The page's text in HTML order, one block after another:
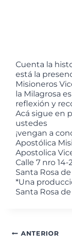
Cuenta la
está la
Misioneros
la Milagrosa
reflexión y
Acá sigue en
ustedes
¡vengan a
Apostólica
Apostolica
Calle 7 nro 14-
Santa Rosa
*Una
Santa Rosa
ANTERIOR